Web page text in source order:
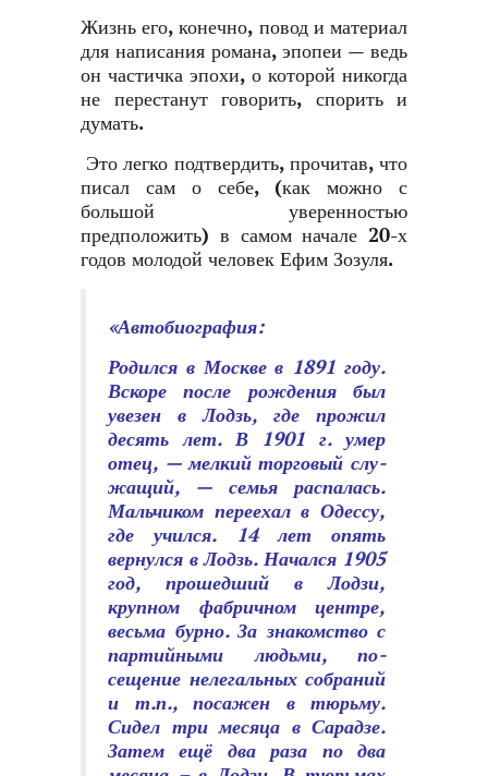
Жизнь его, конечно, повод и материал
для написания романа, эпопеи — ведь
он частичка эпохи, о которой никогда
не перестанут говорить, спорить и
думать.
Это легко подтвердить, прочитав, что
писал сам о себе, (как можно с
большой уверенностью
предположить) в самом начале 20-х
годов молодой человек Ефим Зозуля.
«Автобиография:
Родился в Москве в 1891 году.
Вскоре после рождения был
увезен в Лодзь, где прожил
десять лет. В 1901 г. умер
отец, — мелкий торговый слу­
жащий, — семья распалась.
Мальчиком переехал в Одессу,
где учился. 14 лет опять
вернулся в Лодзь. Начался 1905
год, прошедший в Лодзи,
крупном фабричном центре,
весьма бурно. За знакомство с
партийными людьми, по­
сещение нелегальных собраний
и т.п., посажен в тюрьму.
Сидел три месяца в Сарадзе.
Затем ещё два раза по два